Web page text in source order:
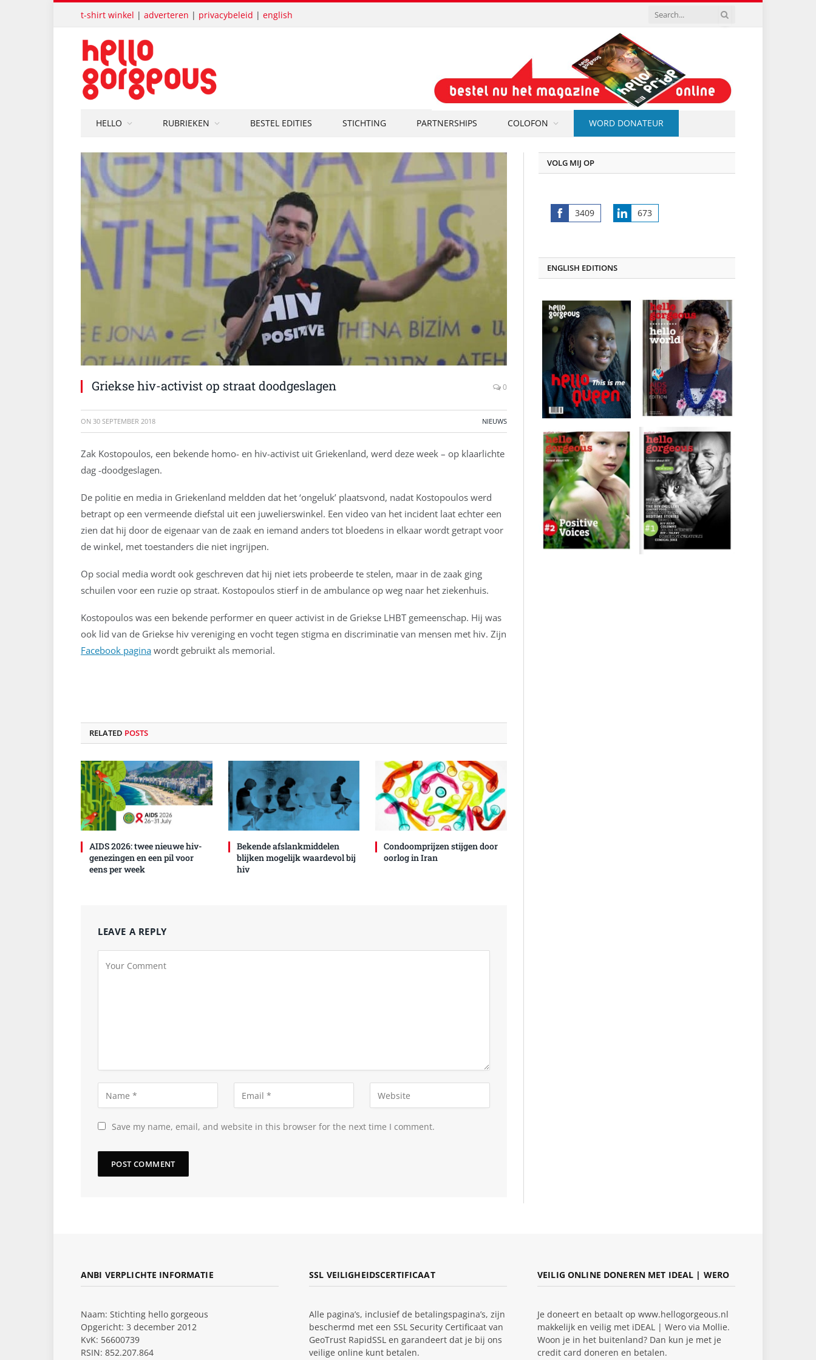
t-shirt winkel | adverteren | privacybeleid | english
HELLO RUBRIEKEN BESTEL EDITIES STICHTING PARTNERSHIPS COLOFON WORD DONATEUR
Griekse hiv-activist op straat doodgeslagen 0
ON 30 SEPTEMBER 2018 NIEUWS
Zak Kostopoulos, een bekende homo- en hiv-activist uit Griekenland, werd deze week – op klaarlichte
dag -doodgeslagen.
De politie en media in Griekenland meldden dat het ‘ongeluk’ plaatsvond, nadat Kostopoulos werd
betrapt op een vermeende diefstal uit een juwelierswinkel. Een video van het incident laat echter een
zien dat hij door de eigenaar van de zaak en iemand anders tot bloedens in elkaar wordt getrapt voor
de winkel, met toestanders die niet ingrijpen.
Op social media wordt ook geschreven dat hij niet iets probeerde te stelen, maar in de zaak ging
schuilen voor een ruzie op straat. Kostopoulos stierf in de ambulance op weg naar het ziekenhuis.
Kostopoulos was een bekende performer en queer activist in de Griekse LHBT gemeenschap. Hij was
ook lid van de Griekse hiv vereniging en vocht tegen stigma en discriminatie van mensen met hiv. Zijn
Facebook pagina wordt gebruikt als memorial.
RELATED POSTS
AIDS 2026: twee nieuwe hiv-
genezingen en een pil voor
eens per week
Bekende afslankmiddelen
blijken mogelijk waardevol bij
hiv
Condoomprijzen stijgen door
oorlog in Iran
LEAVE A REPLY
Save my name, email, and website in this browser for the next time I comment.
VOLG MIJ OP
3409
Share
673
Share
ENGLISH EDITIONS
ANBI VERPLICHTE INFORMATIE
Naam: Stichting hello gorgeous
Opgericht: 3 december 2012
KvK: 56600739
RSIN: 852.207.864
SSL VEILIGHEIDSCERTIFICAAT
Alle pagina’s, inclusief de betalingspagina’s, zijn
beschermd met een SSL Security Certificaat van
GeoTrust RapidSSL en garandeert dat je bij ons
veilige online kunt betalen.
VEILIG ONLINE DONEREN MET IDEAL | WERO
Je doneert en betaalt op www.hellogorgeous.nl
makkelijk en veilig met iDEAL | Wero via Mollie.
Woon je in het buitenland? Dan kun je met je
credit card doneren en betalen.